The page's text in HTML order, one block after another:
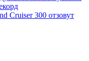
Cruiser 300 отзовут